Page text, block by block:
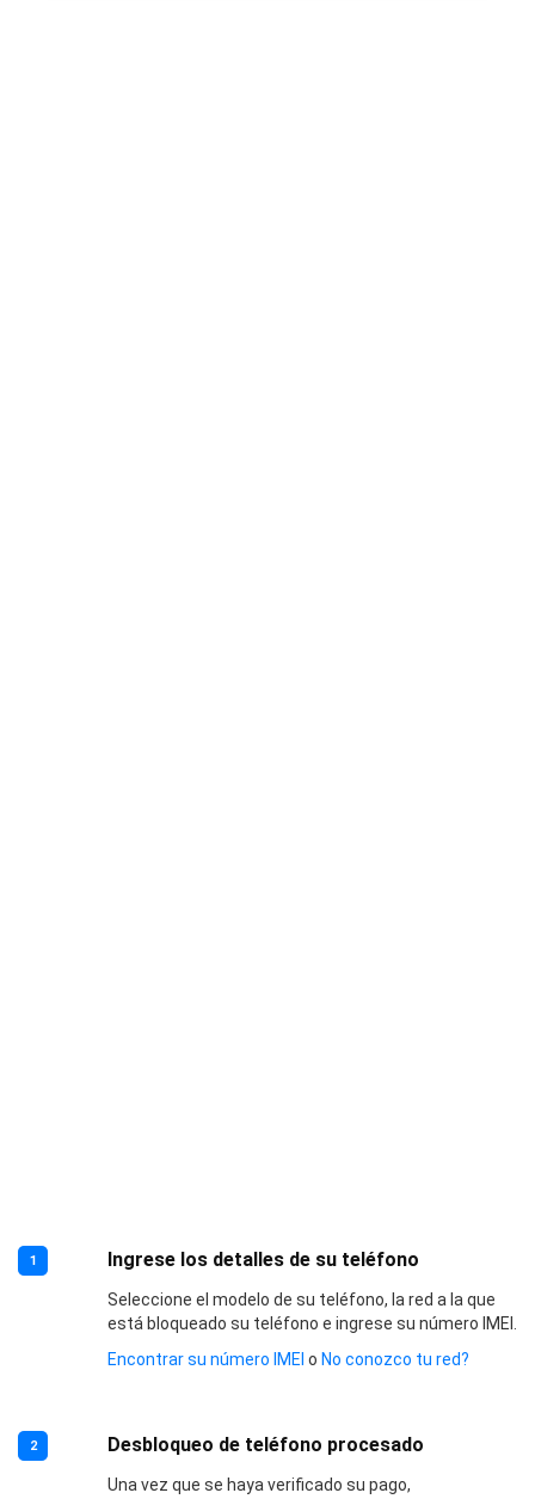
1 Ingrese los detalles de su teléfono
Seleccione el modelo de su teléfono, la red a la que
está bloqueado su teléfono e ingrese su número IMEI.
Encontrar su número IMEI o No conozco tu red?
2 Desbloqueo de teléfono procesado
Una vez que se haya verificado su pago,